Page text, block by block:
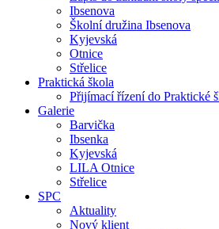
Ibsenova
Školní družina Ibsenova
Kyjevská
Otnice
Střelice
Praktická škola
Přijímací řízení do Praktické
Galerie
Barvička
Ibsenka
Kyjevská
LILA Otnice
Střelice
SPC
Aktuality
Nový klient